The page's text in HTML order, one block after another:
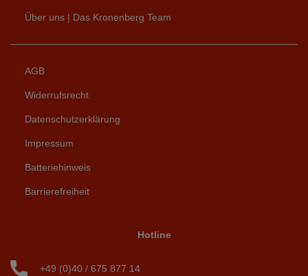
Über uns | Das Kronenberg Team
AGB
Widerrufsrecht
Datenschutzerklärung
Impressum
Batteriehinweis
Barrierefreiheit
Hotline
+49 (0)40 / 675 877 14